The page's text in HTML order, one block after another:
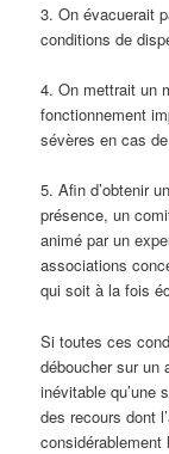
3. On évacuerait
conditions de
4. On mettrait un
fonctionnement
sévères en cas
5. Afin d’obtenir
présence, un
animé par un
associations
qui soit à la fois
Si toutes ces
déboucher sur un
inévitable qu’une
des recours dont
considérablement